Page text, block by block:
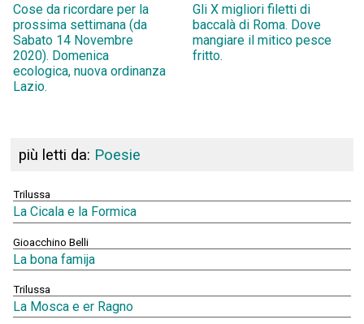
Cose da ricordare per la
prossima settimana (da
Sabato 14 Novembre
2020). Domenica
ecologica, nuova ordinanza
Lazio.
Gli X migliori filetti di
baccalà di Roma. Dove
mangiare il mitico pesce
fritto.
più letti da: Poesie
Trilussa
La Cicala e la Formica
Gioacchino Belli
La bona famija
Trilussa
La Mosca e er Ragno